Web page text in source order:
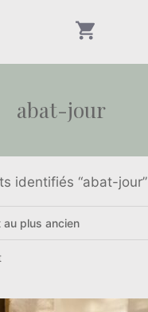
abat-jour
identifiés “abat-jour”